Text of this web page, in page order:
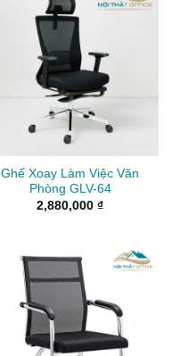
Ghế Xoay Làm Việc Văn
Phòng GLV-64
2,880,000 ₫